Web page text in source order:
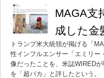
MAGA支
成した金
トランプ米大統領が掲げる「
性インフルエンサー「エミリー
像だったことを、米誌WIRED
を「超バカ」と評したという。